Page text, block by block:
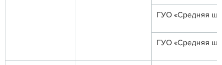
ГУО «Средняя
ГУО «Средняя